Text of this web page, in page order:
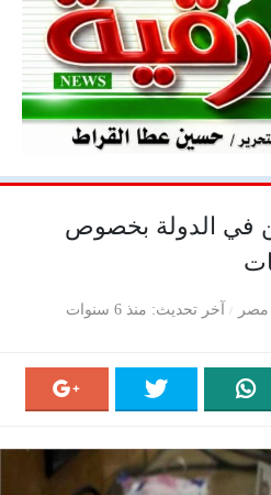
في الدولة بخصوص
مصر آخر تحديث منذ 6 سنوات